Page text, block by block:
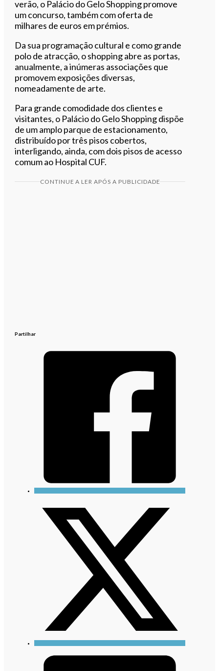
verão, o Palácio do Gelo Shopping promove
um concurso, também com oferta de
milhares de euros em prémios.
Da sua programação cultural e como grande
polo de atracção, o shopping abre as portas,
anualmente, a inúmeras associações que
promovem exposições diversas,
nomeadamente de arte.
Para grande comodidade dos clientes e
visitantes, o Palácio do Gelo Shopping dispõe
de um amplo parque de estacionamento,
distribuído por três pisos cobertos,
interligando, ainda, com dois pisos de acesso
comum ao Hospital CUF.
CONTINUE A LER APÓS A PUBLICIDADE
Partilhar